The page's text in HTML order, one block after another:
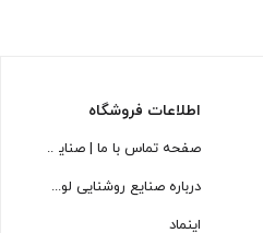
اطلاعات فروشگاه
صفحه تماس با ما | صنایع
درباره صنایع روشنایی لوسترسازان
اینماد